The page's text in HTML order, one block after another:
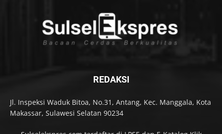
REDAKSI
Jl. Inspeksi Waduk Bitoa, No.31, Antang, Kec. Manggala, Kota
Makassar, Sulawesi Selatan 90234